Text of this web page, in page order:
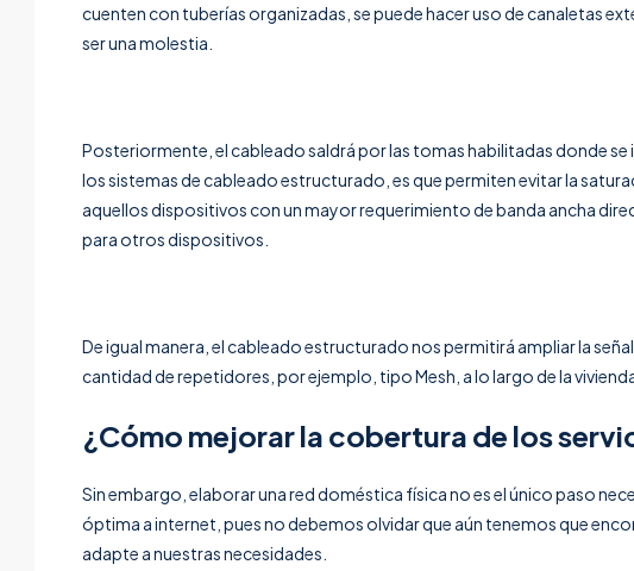
cuenten con tuberías organizadas, se puede hacer uso de canaletas
ser una molestia.
Posteriormente, el cableado saldrá por las tomas habilitadas donde se
los sistemas de cableado estructurado, es que permiten evitar la
aquellos dispositivos con un mayor requerimiento de banda ancha
para otros dispositivos.
De igual manera, el cableado estructurado nos permitirá ampliar la
cantidad de repetidores, por ejemplo, tipo Mesh, a lo largo de la
¿Cómo mejorar la cobertura de los
Sin embargo, elaborar una red doméstica física no es el único paso
óptima a internet, pues no debemos olvidar que aún tenemos que
adapte a nuestras necesidades.